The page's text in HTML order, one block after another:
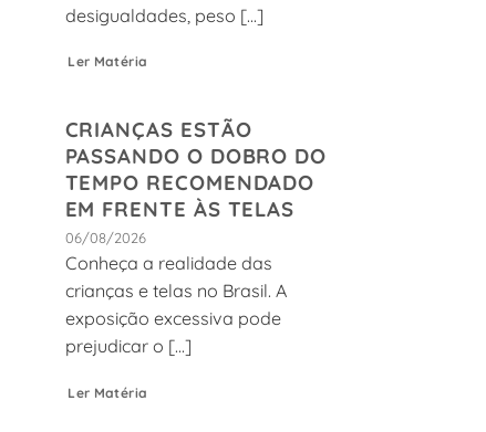
desigualdades, peso [...]
Ler Matéria
CRIANÇAS ESTÃO
PASSANDO O DOBRO DO
TEMPO RECOMENDADO
EM FRENTE ÀS TELAS
06/08/2026
Conheça a realidade das
crianças e telas no Brasil. A
exposição excessiva pode
prejudicar o [...]
Ler Matéria